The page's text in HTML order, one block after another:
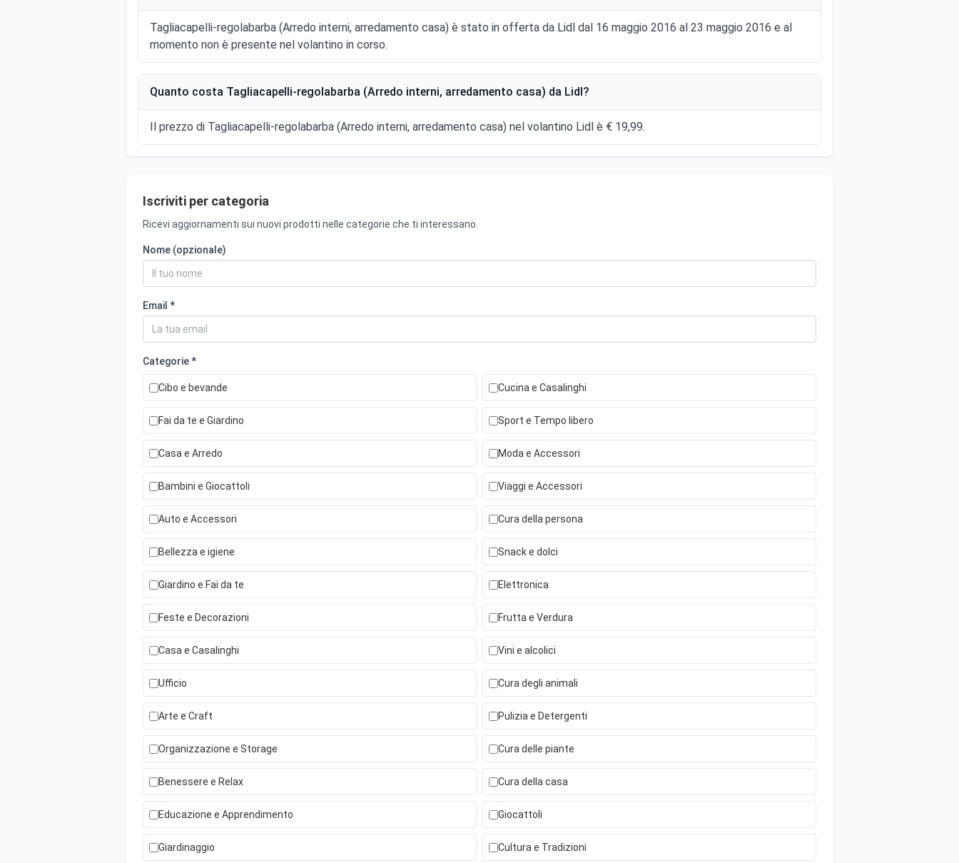
Tagliacapelli-regolabarba (Arredo interni, arredamento casa) è stato in offerta da Lidl dal 16 maggio 2016 al 23 maggio 2016 e al
momento non è presente nel volantino in corso.
Quanto costa Tagliacapelli-regolabarba (Arredo interni, arredamento casa) da Lidl?
Il prezzo di Tagliacapelli-regolabarba (Arredo interni, arredamento casa) nel volantino Lidl è € 19,99.
Iscriviti per categoria
Ricevi aggiornamenti sui nuovi prodotti nelle categorie che ti interessano.
Nome (opzionale)
Email *
Categorie *
Cibo e bevande Cucina e Casalinghi
Fai da te e Giardino Sport e Tempo libero
Casa e Arredo Moda e Accessori
Bambini e Giocattoli Viaggi e Accessori
Auto e Accessori Cura della persona
Bellezza e igiene Snack e dolci
Giardino e Fai da te Elettronica
Feste e Decorazioni Frutta e Verdura
Casa e Casalinghi Vini e alcolici
Ufficio Cura degli animali
Arte e Craft Pulizia e Detergenti
Organizzazione e Storage Cura delle piante
Benessere e Relax Cura della casa
Educazione e Apprendimento Giocattoli
Giardinaggio Cultura e Tradizioni